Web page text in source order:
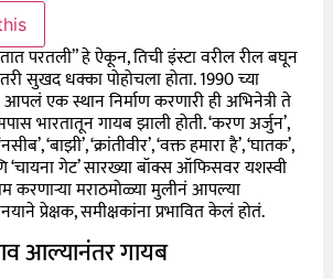
परतली” हे ऐकून, तिची इंस्टा वरील रील बघून
सुखद धक्का पोहोचला होता. 1990 च्या
एक स्थान निर्माण करणारी ही अभिनेत्री ते
भारतातून गायब झाली होती. ‘करण अर्जुन’,
‘बाझी’, ‘क्रांतीवीर’, ‘वक्त हमारा है’, ‘घातक’,
गेट’ सारख्या बॉक्स ऑफिसवर यशस्वी
करणाऱ्या मराठमोळ्या मुलीनं आपल्या
प्रेक्षक, समीक्षकांना प्रभावित केलं होतं.
आल्यानंतर गायब